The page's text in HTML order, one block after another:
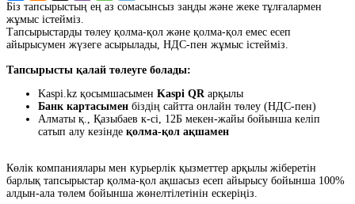
Біз тапсырыстың ең аз сомасынсыз заңды және жеке тұлғалармен
жұмыс істейміз.
Тапсырыстарды төлеу қолма-қол және қолма-қол емес есеп
айырысумен жүзеге асырылады, НДС-пен жұмыс істейміз.
Тапсырысты қалай төлеуге болады:
Kaspi.kz қосымшасымен Kaspi QRарқылы
Банк картасымен біздің сайтта онлайн төлеу (НДС-пен)
Алматы қ., Қазыбаев к-сі, 12Б мекен-жайы бойынша келіп
сатып алу кезінде қолма-қол ақшамен
Көлік компаниялары мен курьерлік қызметтер арқылы жіберетін
барлық тапсырыстар қолма-қол ақшасыз есеп айырысу бойынша 100%
алдын-ала төлем бойынша жөнелтілетінін ескеріңіз.